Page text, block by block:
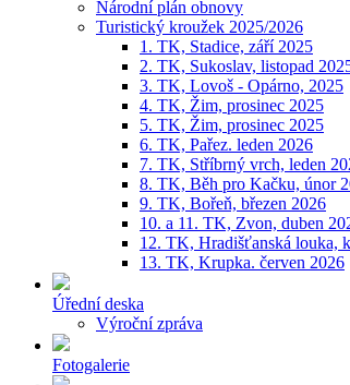
Národní plán obnovy
Turistický kroužek 2025/2026
1. TK, Stadice, září 2025
2. TK, Sukoslav, listopad
3. TK, Lovoš - Opárno, 2025
4. TK, Žim, prosinec 2025
5. TK, Žim, prosinec 2025
6. TK, Pařez. leden 2026
7. TK, Stříbrný vrch, leden
8. TK, Běh pro Kačku, únor
9. TK, Bořeň, březen 2026
10. a 11. TK, Zvon, duben
12. TK, Hradišťanská louka,
13. TK, Krupka. červen 2026
Úřední deska
Výroční zpráva
Fotogalerie